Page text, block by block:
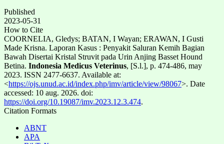
Published
2023-05-31
How to Cite
COORNELIA, Gledys; BATAN, I Wayan; ERAWAN, I Gusti
Made Krisna. Laporan Kasus : Penyakit Saluran Kemih Bagian
Bawah Disertai Kristal Struvit pada Urin Anjing Basset Hound
Betina. Indonesia Medicus Veterinus, [S.l.], p. 474-486, may
2023. ISSN 2477-6637. Available at:
<https://ojs.unud.ac.id/index.php/imv/article/view/98067>. Date
accessed: 10 aug. 2026. doi:
https://doi.org/10.19087/imv.2023.12.3.474.
Citation Formats
ABNT
APA